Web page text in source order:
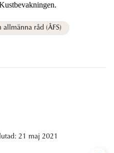
allmänna råd (ÅFS)
21 maj 2021